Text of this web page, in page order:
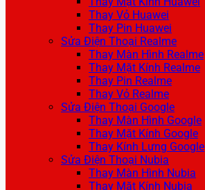
Thay Vỏ Huawei
Thay Pin Huawei
Sửa Điện Thoại Realme
Thay Màn Hình Realme
Thay Mặt Kính Realme
Thay Pin Realme
Thay Vỏ Realme
Sửa Điện Thoại Google
Thay Màn Hình Google
Thay Mặt Kính Google
Thay Kính Lưng Google
Sửa Điện Thoại Nubia
Thay Màn Hình Nubia
Thay Mặt Kính Nubia